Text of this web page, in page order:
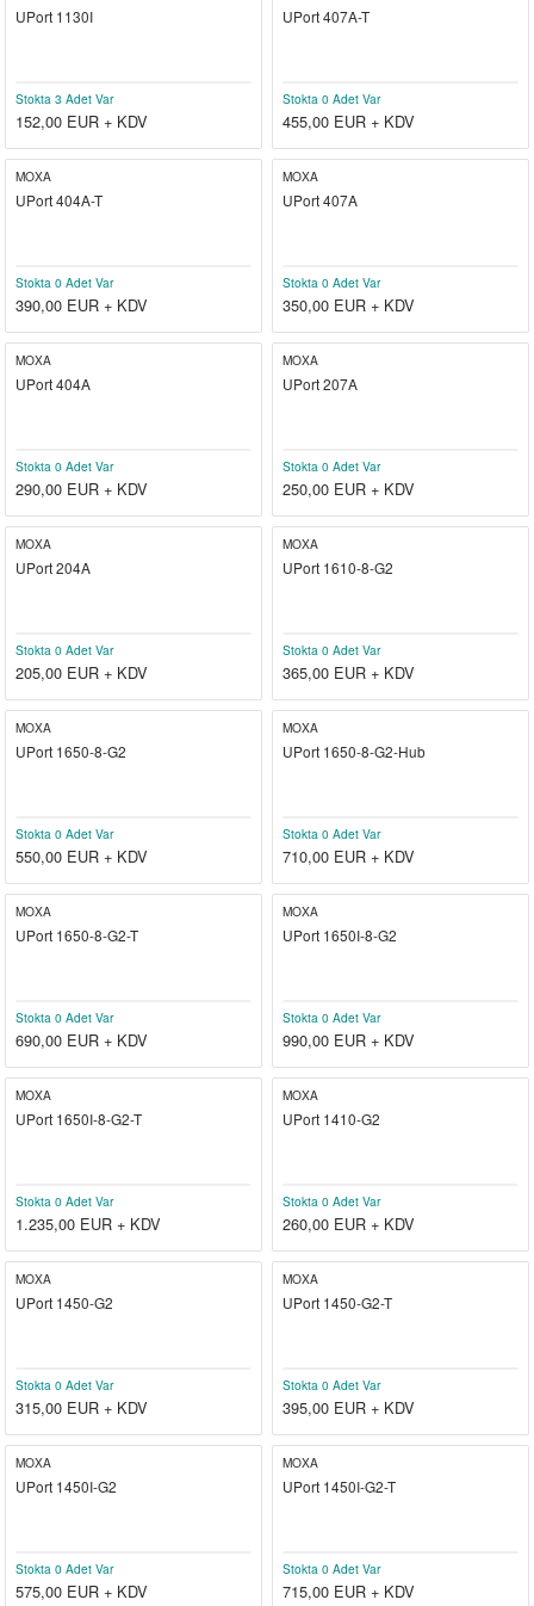
Anahtarlar
UPort 1130I
Stokta 3 Adet Var
152,00 EUR + KDV
UPort 407A-T
Stokta 0 Adet Var
455,00 EUR + KDV
MOXA
UPort 404A-T
Stokta 0 Adet Var
390,00 EUR + KDV
MOXA
UPort 407A
Stokta 0 Adet Var
350,00 EUR + KDV
MOXA
UPort 404A
Stokta 0 Adet Var
290,00 EUR + KDV
MOXA
UPort 207A
Stokta 0 Adet Var
250,00 EUR + KDV
MOXA
UPort 204A
Stokta 0 Adet Var
205,00 EUR + KDV
MOXA
UPort 1610-8-G2
Stokta 0 Adet Var
365,00 EUR + KDV
MOXA
UPort 1650-8-G2
Stokta 0 Adet Var
550,00 EUR + KDV
MOXA
UPort 1650-8-G2-Hub
Stokta 0 Adet Var
710,00 EUR + KDV
MOXA
UPort 1650-8-G2-T
Stokta 0 Adet Var
690,00 EUR + KDV
MOXA
UPort 1650I-8-G2
Stokta 0 Adet Var
990,00 EUR + KDV
MOXA
UPort 1650I-8-G2-T
Stokta 0 Adet Var
1.235,00 EUR + KDV
MOXA
UPort 1410-G2
Stokta 0 Adet Var
260,00 EUR + KDV
MOXA
UPort 1450-G2
Stokta 0 Adet Var
315,00 EUR + KDV
MOXA
UPort 1450-G2-T
Stokta 0 Adet Var
395,00 EUR + KDV
MOXA
UPort 1450I-G2
Stokta 0 Adet Var
575,00 EUR + KDV
MOXA
UPort 1450I-G2-T
Stokta 0 Adet Var
715,00 EUR + KDV